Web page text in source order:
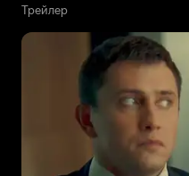
Трейлер